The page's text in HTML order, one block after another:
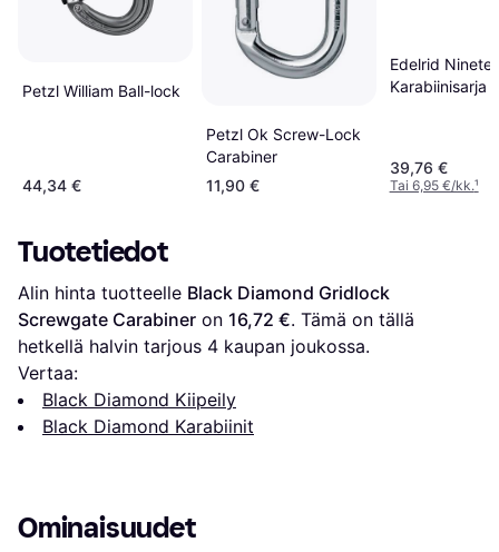
Petzl William Ball-lock
44,34 €
Petzl Ok Screw-Lock
Carabiner
11,90 €
Edelrid
Karabiinisarja
39,76 €
Tai 6,95 €/kk.¹
Tuotetiedot
Alin hinta tuotteelle Black Diamond Gridlock
Screwgate Carabiner on 16,72 €. Tämä on tällä
hetkellä halvin tarjous 4 kaupan joukossa.
Vertaa:
Black Diamond Kiipeily
Black Diamond Karabiinit
Ominaisuudet